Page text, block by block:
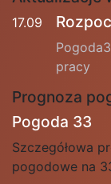
17.09
pracy
Prognoza
Pogoda 33
Szczegółowa
pogodowe na